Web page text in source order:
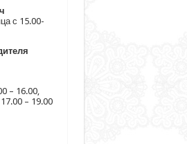
с 15.00-
– 16.00,
– 19.00